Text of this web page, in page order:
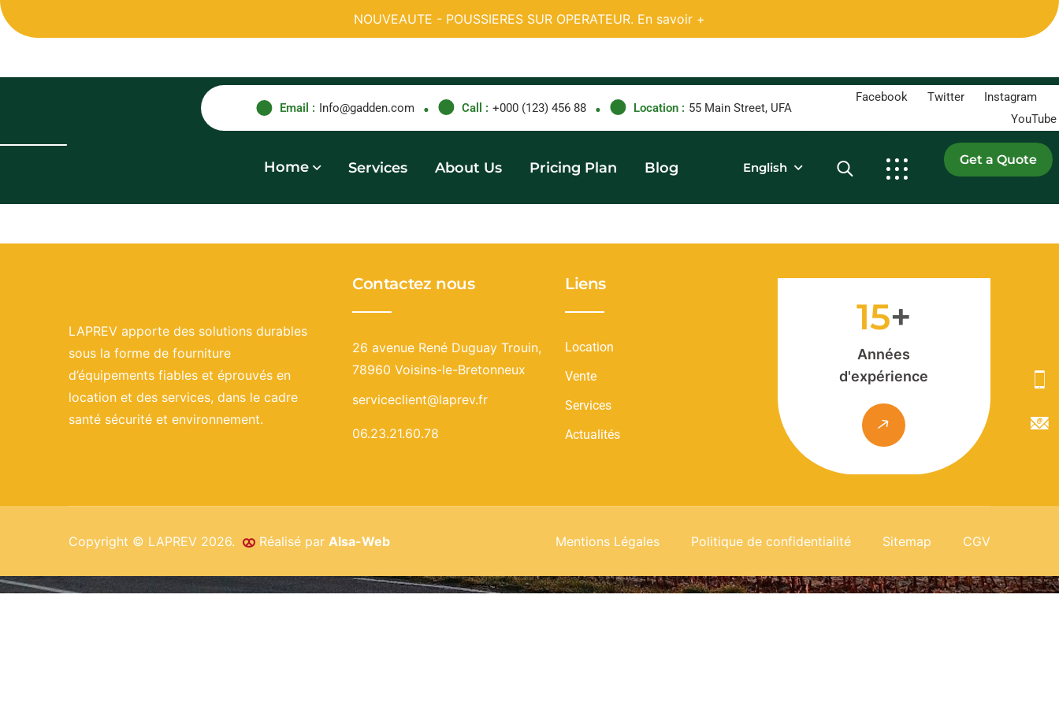
NOUVEAUTE - POUSSIERES SUR OPERATEUR. En savoir +
Email : Info@gadden.com Call : +000 (123) 456 88 Location : 55 Main Street, UFA
Facebook Twitter
Instagram
YouTube
Home Services About Us Pricing Plan Blog English
LAPREV apporte des solutions durables
sous la forme de fourniture
d’équipements fiables et éprouvés en
location et des services, dans le cadre
santé sécurité et environnement.
Contactez nous
26 avenue René Duguay Trouin,
78960 Voisins-le-Bretonneux
serviceclient@laprev.fr
06.23.21.60.78
Liens
Location
Vente
Services
Actualités
15
Années
d'expérience
Copyright © LAPREV 2026. Réalisé par Alsa-Web Mentions Légales Politique de confidentialité Sitemap CGV